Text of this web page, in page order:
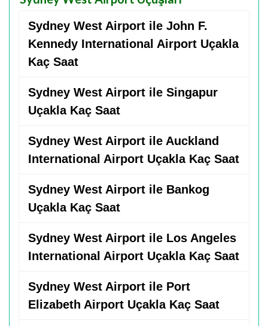
Sydney West Airport ile John F.
Kennedy International Airport Uçakla
Kaç Saat
Sydney West Airport ile Singapur
Uçakla Kaç Saat
Sydney West Airport ile Auckland
International Airport Uçakla Kaç Saat
Sydney West Airport ile Bankog
Uçakla Kaç Saat
Sydney West Airport ile Los Angeles
International Airport Uçakla Kaç Saat
Sydney West Airport ile Port
Elizabeth Airport Uçakla Kaç Saat